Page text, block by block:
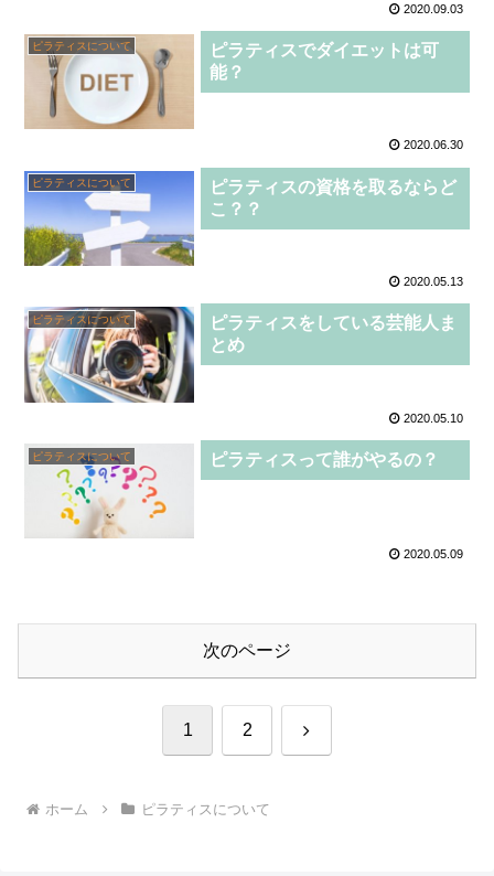
2020.09.03
ピラティスについて
ピラティスでダイエットは可
能？
2020.06.30
ピラティスについて
ピラティスの資格を取るならど
こ？？
2020.05.13
ピラティスについて
ピラティスをしている芸能人ま
とめ
2020.05.10
ピラティスについて ピラティスって誰がやるの？
2020.05.09
次のページ
1 2 次
ホーム ピラティスについて